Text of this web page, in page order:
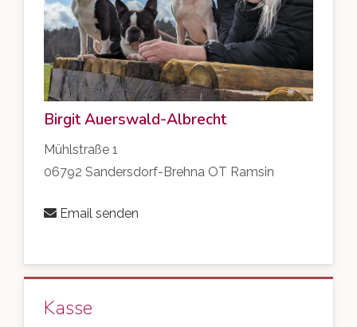
Birgit Auerswald-Albrecht
Mühlstraße 1
06792 Sandersdorf-Brehna OT Ramsin
Email senden
Kasse